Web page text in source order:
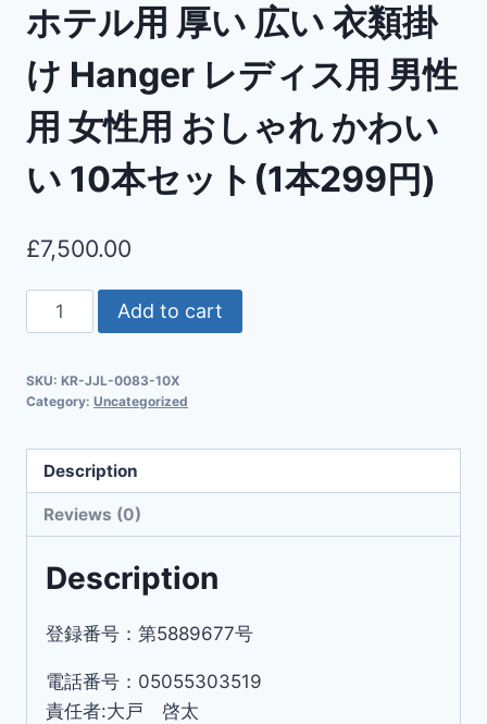
ホテル用 厚い 広い 衣類掛
け Hanger レディス用 男性
用 女性用 おしゃれ かわい
い 10本セット(1本299円)
£7,500.00
Add to cart
SKU: KR-JJL-0083-10X
Category: Uncategorized
Description
Reviews (0)
Description
登録番号：第5889677号
電話番号：05055303519
責任者:大戸 啓太